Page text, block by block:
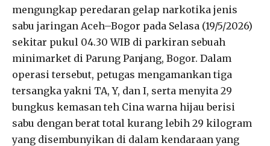
mengungkap peredaran gelap narkotika jenis
sabu jaringan Aceh–Bogor pada Selasa (19/5/2026)
sekitar pukul 04.30 WIB di parkiran sebuah
minimarket di Parung Panjang, Bogor. Dalam
operasi tersebut, petugas mengamankan tiga
tersangka yakni TA, Y, dan I, serta menyita 29
bungkus kemasan teh Cina warna hijau berisi
sabu dengan berat total kurang lebih 29 kilogram
yang disembunyikan di dalam kendaraan yang